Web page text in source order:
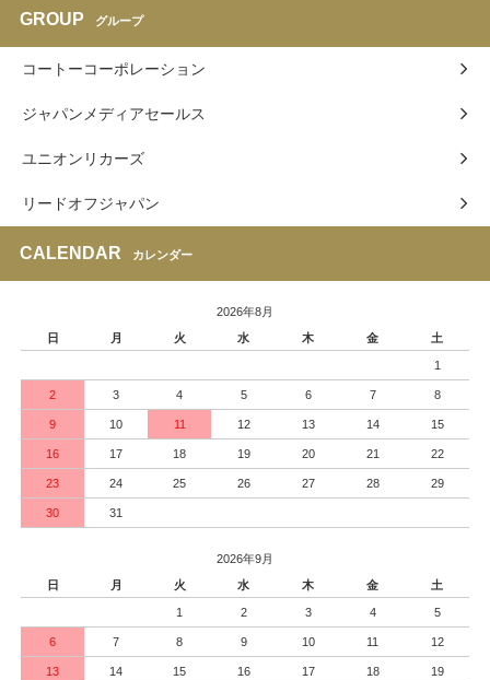
GROUP グループ
コートーコーポレーション
ジャパンメディアセールス
ユニオンリカーズ
リードオフジャパン
CALENDAR カレンダー
2026年8月
日
月 火 水 木 金 土
1
2 3 4 5 6 7 8
9 10 11 12 13 14 15
16 17 18 19 20 21 22
23 24 25 26 27 28 29
30 31
2026年9月
日
月 火 水 木 金 土
1 2 3 4 5
6 7 8 9 10 11 12
13 14 15 16 17 18 19